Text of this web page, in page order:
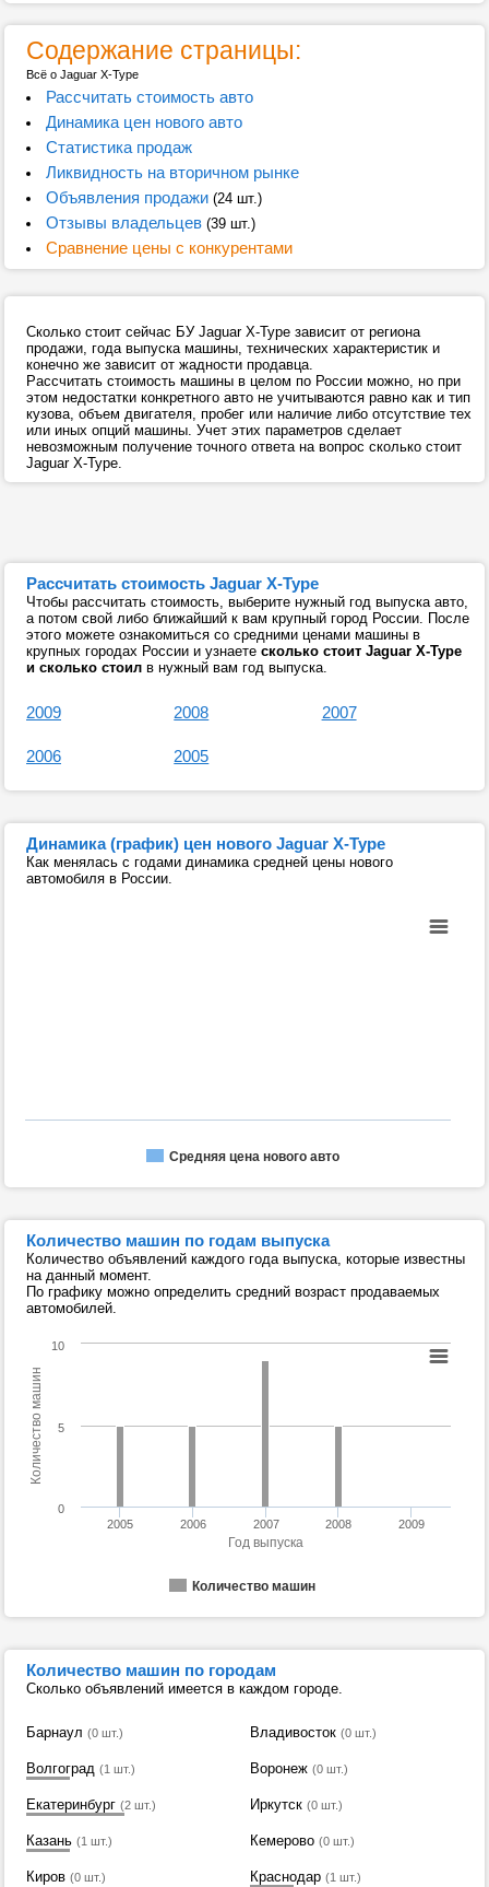
Содержание страницы:
Всё о Jaguar X-Type
Рассчитать стоимость авто
Динамика цен нового авто
Статистика продаж
Ликвидность на вторичном рынке
Объявления продажи(24 шт.)
Отзывы владельцев(39 шт.)
Сравнение цены с конкурентами
Сколько стоит сейчас БУ Jaguar X-Type зависит от региона
продажи, года выпуска машины, технических характеристик и
конечно же зависит от жадности продавца.
Рассчитать стоимость машины в целом по России можно, но при
этом недостатки конкретного авто не учитываются равно как и тип
кузова, объем двигателя, пробег или наличие либо отсутствие тех
или иных опций машины. Учет этих параметров сделает
невозможным получение точного ответа на вопрос сколько стоит
Jaguar X-Type.
Рассчитать стоимость Jaguar X-Type
Чтобы рассчитать стоимость, выберите нужный год выпуска авто,
а потом свой либо ближайший к вам крупный город России. После
этого можете ознакомиться со средними ценами машины в
крупных городах России и узнаете сколько стоит Jaguar X-Type
и сколько стоил в нужный вам год выпуска.
2009 2008 2007
2006 2005
Динамика (график) цен нового Jaguar X-Type
Как менялась с годами динамика средней цены нового
автомобиля в России.
Средняя цена нового авто
Количество машин по годам выпуска
Количество объявлений каждого года выпуска, которые известны
на данный момент.
По графику можно определить средний возраст продаваемых
автомобилей.
Год выпуска
Количество машин
Количество машин
2005 2006 2007 2008 2009
0
5
10
Количество машин по городам
Сколько объявлений имеется в каждом городе.
Барнаул (0 шт.) Владивосток (0 шт.)
Волгоград (1 шт.) Воронеж (0 шт.)
Екатеринбург (2 шт.) Иркутск (0 шт.)
Казань (1 шт.) Кемерово (0 шт.)
Киров (0 шт.) Краснодар (1 шт.)